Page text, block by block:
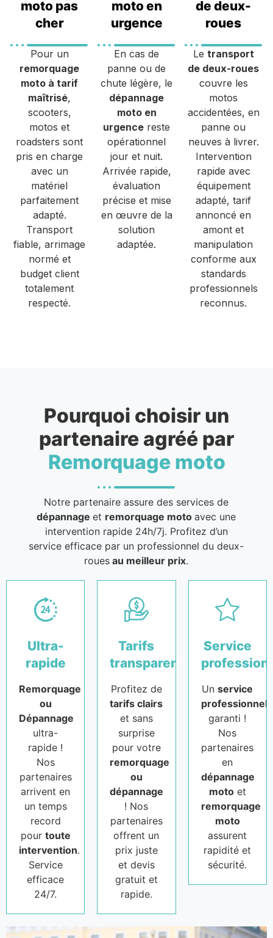
moto pas
cher
Pour un
remorquage
moto à tarif
maîtrisé,
scooters,
motos et
roadsters sont
pris en charge
avec un
matériel
parfaitement
adapté.
Transport
fiable, arrimage
normé et
budget client
totalement
respecté.
moto en
urgence
En cas de
panne ou de
chute légère, le
dépannage
moto en
urgence reste
opérationnel
jour et nuit.
Arrivée rapide,
évaluation
précise et mise
en œuvre de la
solution
adaptée.
de deux-
roues
Le transport
de deux-roues
couvre les
motos
accidentées, en
panne ou
neuves à livrer.
Intervention
rapide avec
équipement
adapté, tarif
annoncé en
amont et
manipulation
conforme aux
standards
professionnels
reconnus.
Pourquoi choisir un
partenaire agréé par
Remorquage moto
Notre partenaire assure des services de
dépannageet remorquage motoavec une
intervention rapide 24h/7j. Profitez d’un
service efficace par un professionnel du deux-
roues au meilleur prix.
Ultra-
rapide
Remorquage
ou
Dépannage
ultra-
rapide !
Nos
partenaires
arrivent en
un temps
record
pour toute
intervention.
Service
efficace
24/7.
Tarifs
transparents
Profitez de
tarifs clairs
et sans
surprise
pour votre
remorquage
ou
dépannage
! Nos
partenaires
offrent un
prix juste
et devis
gratuit et
rapide.
Service
Unservice
professionnel
garanti !
Nos
partenaires
en
dépannage
motoet
remorquage
moto
assurent
rapidité et
sécurité.